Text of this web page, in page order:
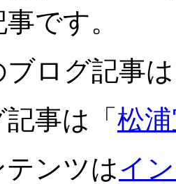
です。
ログ記事
事は「 松
ンツはイ